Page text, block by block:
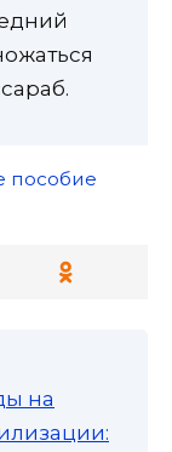
пособие
на